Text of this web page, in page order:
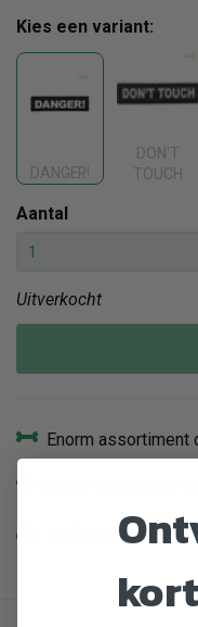
Kies een variant:
DANGER!
DON'T
TOUCH
Aantal
Uitverkocht
Enorm assortiment
Veilig en